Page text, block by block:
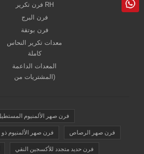
فرن تكرير RH
فرن البرج
فرن بوتقة
معدات تكرير النحاس
كاملة
المعدات الداعمة
(المشتريات من
فرن صهر الألمنيوم
فرن صهر الألمنيوم ذو فرن صهر الرصاص
فرن حديد متجدد للأكسجين النقي